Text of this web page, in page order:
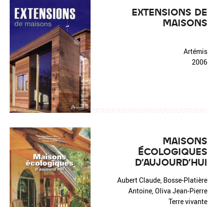
EXTENSIONS DE
MAISONS
Artémis
2006
MAISONS
ÉCOLOGIQUES
D'AUJOURD'HUI
Aubert Claude, Bosse-Platière
Antoine, Oliva Jean-Pierre
Terre vivante